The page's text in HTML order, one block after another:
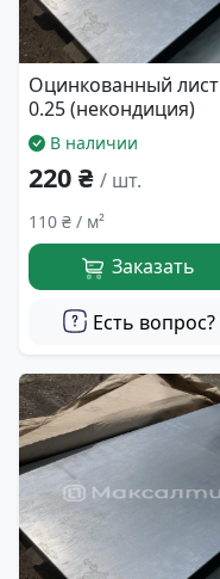
Оцинкованный лист
0.25 (некондиция)
В наличии
220 ₴ / шт.
110 ₴ / м²
Заказать
Есть вопрос?